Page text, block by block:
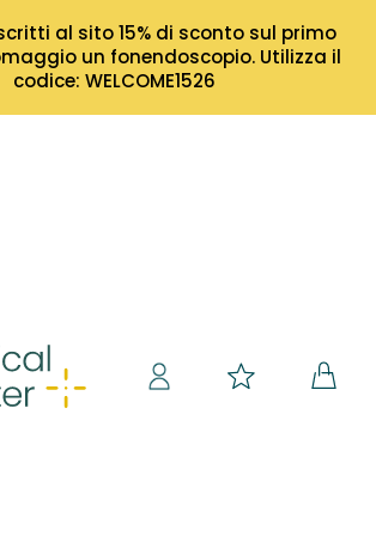
al sito 15% di sconto sul primo
un fonendoscopio. Utilizza il
codice: WELCOME1526